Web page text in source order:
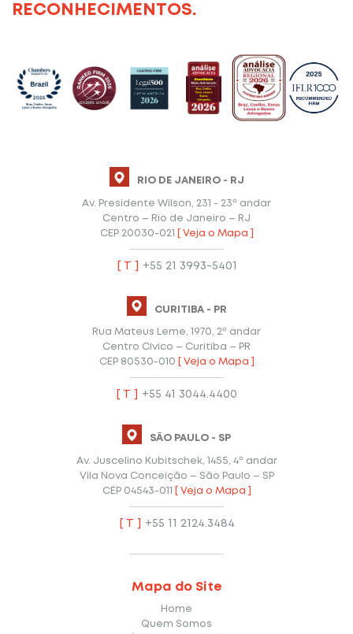
RECONHECIMENTOS.
RIO DE JANEIRO - RJ
Av. Presidente Wilson, 231 - 23º andar
Centro – Rio de Janeiro – RJ
CEP 20030-021
[ Veja o Mapa ]
[ T ] +55 21 3993-5401
CURITIBA - PR
Rua Mateus Leme, 1970, 2º andar
Centro Cívico – Curitiba – PR
CEP 80530-010
[ Veja o Mapa ]
[ T ] +55 41 3044.4400
SÃO PAULO - SP
Av. Juscelino Kubitschek, 1455, 4º andar
Vila Nova Conceição – São Paulo – SP
CEP 04543-011
[ Veja o Mapa ]
[ T ] +55 11 2124.3484
Mapa do Site
Home
Quem Somos